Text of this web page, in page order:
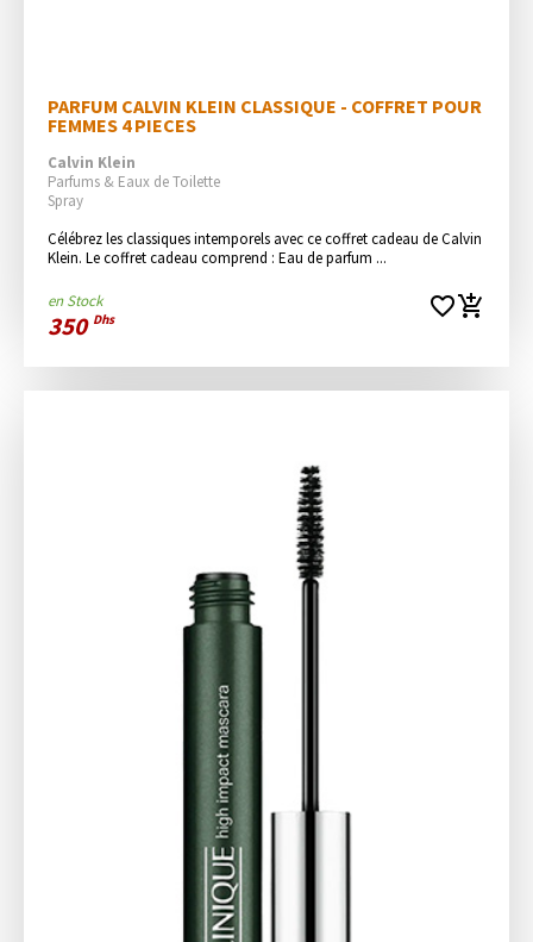
PARFUM CALVIN KLEIN CLASSIQUE - COFFRET POUR
FEMMES 4 PIECES
Calvin Klein
Parfums & Eaux de Toilette
Spray
Célébrez les classiques intemporels avec ce coffret cadeau de Calvin
Klein. Le coffret cadeau comprend : Eau de parfum ...
en Stock
350 Dhs favorite_borderadd_shopping_cart